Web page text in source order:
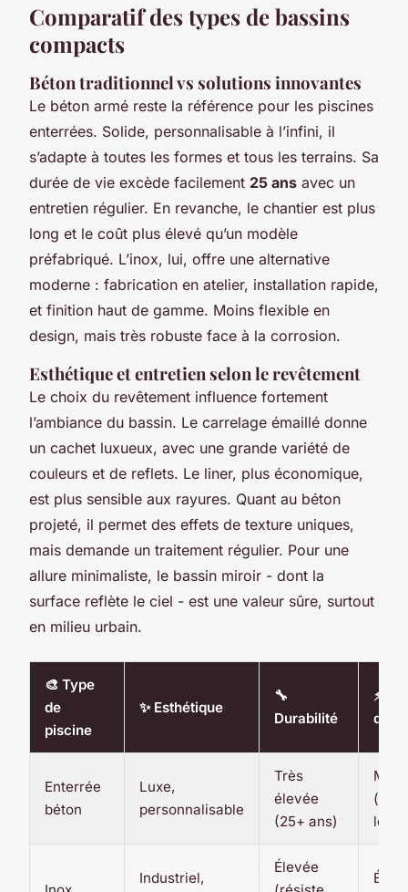
Comparatif des types de bassins
compacts
Béton traditionnel vs solutions innovantes
Le béton armé reste la référence pour les piscines
enterrées. Solide, personnalisable à l’infini, il
s’adapte à toutes les formes et tous les terrains. Sa
durée de vie excède facilement 25 ans avec un
entretien régulier. En revanche, le chantier est plus
long et le coût plus élevé qu’un modèle
préfabriqué. L’inox, lui, offre une alternative
moderne : fabrication en atelier, installation rapide,
et finition haut de gamme. Moins flexible en
design, mais très robuste face à la corrosion.
Esthétique et entretien selon le revêtement
Le choix du revêtement influence fortement
l’ambiance du bassin. Le carrelage émaillé donne
un cachet luxueux, avec une grande variété de
couleurs et de reflets. Le liner, plus économique,
est plus sensible aux rayures. Quant au béton
projeté, il permet des effets de texture uniques,
mais demande un traitement régulier. Pour une
allure minimaliste, le bassin miroir - dont la
surface reflète le ciel - est une valeur sûre, surtout
en milieu urbain.
🎨 Type
de
piscine
✨ Esthétique
🔧
Durabilité
⚡
Enterrée
béton
Luxe,
personnalisable
Très
élevée
(25+ ans)
long)
Industriel,
Élevée